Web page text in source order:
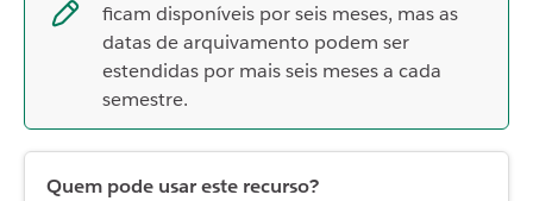
ficam disponíveis por seis meses, mas as
datas de arquivamento podem ser
estendidas por mais seis meses a cada
semestre.
Quem pode usar este recurso?